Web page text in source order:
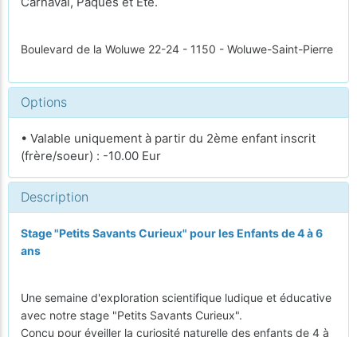
Boulevard de la Woluwe 22-24 - 1150 - Woluwe-Saint-Pierre
Options
• Valable uniquement à partir du 2ème enfant inscrit
(frère/soeur) : -10.00 Eur
Description
Stage "Petits Savants Curieux" pour les Enfants de 4 à 6
ans
Une semaine d'exploration scientifique ludique et éducative
avec notre stage "Petits Savants Curieux".
Conçu pour éveiller la curiosité naturelle des enfants de 4 à